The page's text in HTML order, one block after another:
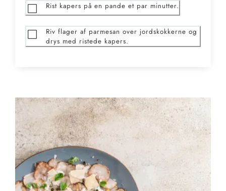
Rist kapers på en pande et par minutter.
Riv flager af parmesan over jordskokkerne og
drys med ristede kapers.